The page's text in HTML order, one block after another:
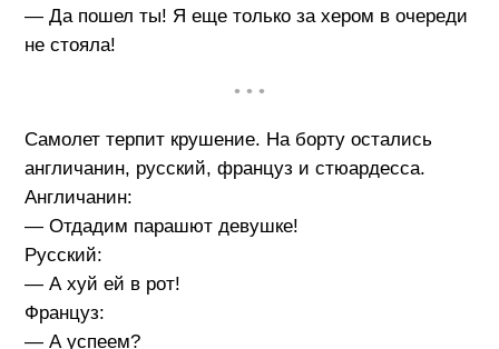
— Да пошел ты! Я еще только за хером в очереди
не стояла!
• • •
Самолет терпит крушение. На борту остались
англичанин, русский, француз и стюардесса.
Англичанин:
— Отдадим парашют девушке!
Русский:
— А хуй ей в рот!
Француз:
— А успеем?